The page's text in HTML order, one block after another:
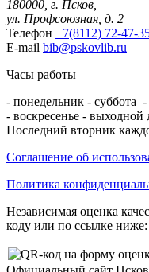
180000, г. Псков,
ул. Профсоюзная, д. 2
Телефон +7(8112) 72-47-
E-mail bib@pskovlib.ru
Часы работы
- понедельник - суббота
- воскресенье - выходной
Последний вторник
Соглашение об
Политика
Независимая оценка
коду или по ссылке ниже: